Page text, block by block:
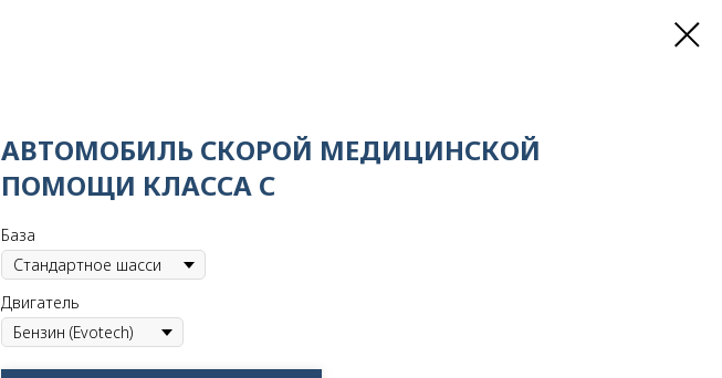
АВТОМОБИЛЬ СКОРОЙ МЕДИЦИНСКОЙ
ПОМОЩИ КЛАССА С
База
Двигатель